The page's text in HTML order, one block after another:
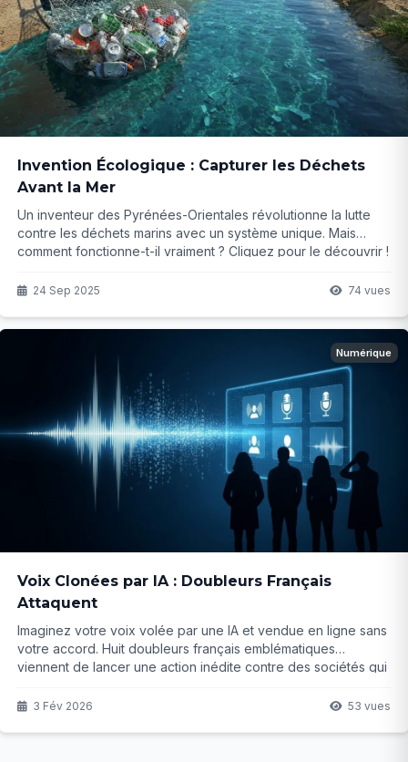
Invention Écologique : Capturer les Déchets
Avant la Mer
Un inventeur des Pyrénées-Orientales révolutionne la lutte
contre les déchets marins avec un système unique. Mais
comment fonctionne-t-il vraiment ? Cliquez pour le découvrir !
24 Sep 2025 74 vues
Numérique
Voix Clonées par IA : Doubleurs Français
Attaquent
Imaginez votre voix volée par une IA et vendue en ligne sans
votre accord. Huit doubleurs français emblématiques
viennent de lancer une action inédite contre des sociétés qui
3 Fév 2026 53 vues